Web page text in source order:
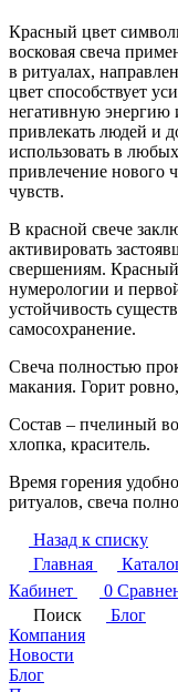
Красный цвет
восковая свеча
в ритуалах,
цвет способствует
негативную энергию
привлекать людей и
использовать в
привлечение нового
чувств.
В красной свече
активировать
свершениям. Красный
нумерологии и
устойчивость
самосохранение.
Свеча полностью
макания. Горит
Состав – пчелиный
хлопка, краситель.
Время горения
ритуалов, свеча
Назад к списку
Главная
Кабинет
0
Поиск
Блог
Компания
Новости
Блог